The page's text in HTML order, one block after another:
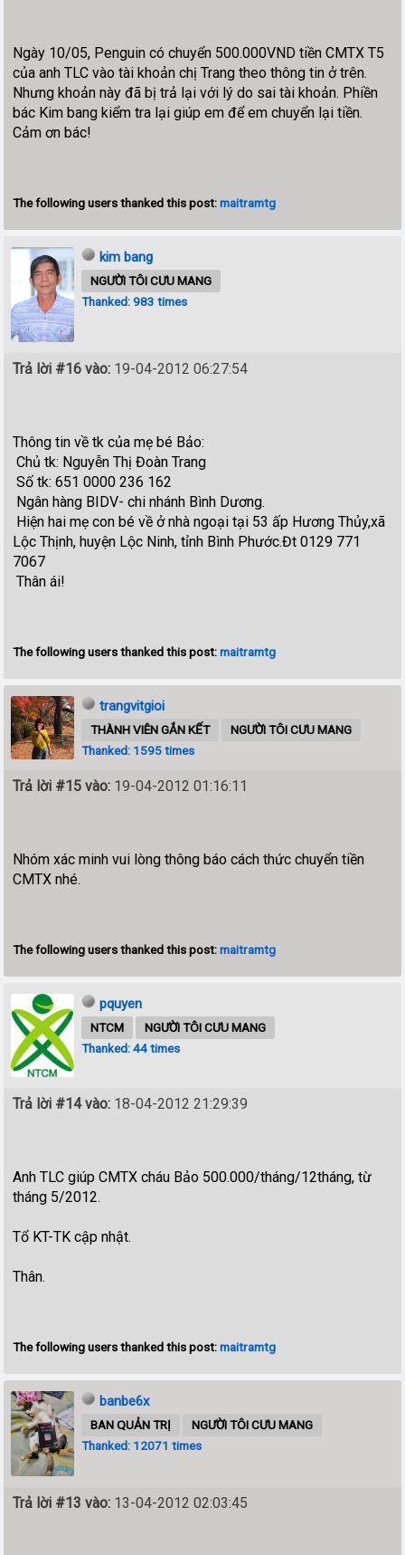
Ngày 10/05, Penguin có chuyển 500.000VND tiền CMTX T5
của anh TLC vào tài khoản chị Trang theo thông tin ở trên.
Nhưng khoản này đã bị trả lại với lý do sai tài khoản. Phiền
bác Kim bang kiểm tra lại giúp em để em chuyển lại tiền.
Cảm ơn bác!
The following users thanked this post:maitramtg
kim bang
NGƯỜI TÔI CƯU MANG
Thanked: 983 times
Trả lời #16 vào: 19-04-2012 06:27:54
Thông tin về tk của mẹ bé Bảo:
Chủ tk: Nguyễn Thị Đoàn Trang
Số tk: 651 0000 236 162
Ngân hàng BIDV- chi nhánh Bình Dương.
Hiện hai mẹ con bé về ở nhà ngoại tại 53 ấp Hương Thủy,xã
Lộc Thịnh, huyện Lộc Ninh, tỉnh Bình Phước.Đt 0129 771
7067
Thân ái!
The following users thanked this post:maitramtg
trangvitgioi
THÀNH VIÊN GẮN KẾT
NGƯỜI TÔI CƯU MANG
Thanked: 1595 times
Trả lời #15 vào: 19-04-2012 01:16:11
Nhóm xác minh vui lòng thông báo cách thức chuyển tiền
CMTX nhé.
The following users thanked this post:maitramtg
pquyen
NTCM
NGƯỜI TÔI CƯU MANG
Thanked: 44 times
Trả lời #14 vào: 18-04-2012 21:29:39
Anh TLC giúp CMTX cháu Bảo 500.000/tháng/12tháng, từ
tháng 5/2012.
Tổ KT-TK cập nhật.
Thân.
The following users thanked this post:maitramtg
banbe6x
BAN QUẢN TRỊ
NGƯỜI TÔI CƯU MANG
Thanked: 12071 times
Trả lời #13 vào: 13-04-2012 02:03:45